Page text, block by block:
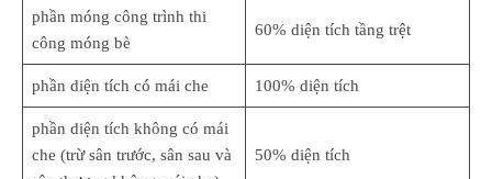
phần móng công trình thi
công móng bè
60% diện tích tầng trệt
phần diện tích có mái che 100% diện tích
phần diện tích không có mái
che (trừ sân trước, sân sau và
50% diện tích